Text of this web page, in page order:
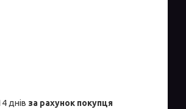
днів за рахунок покупця